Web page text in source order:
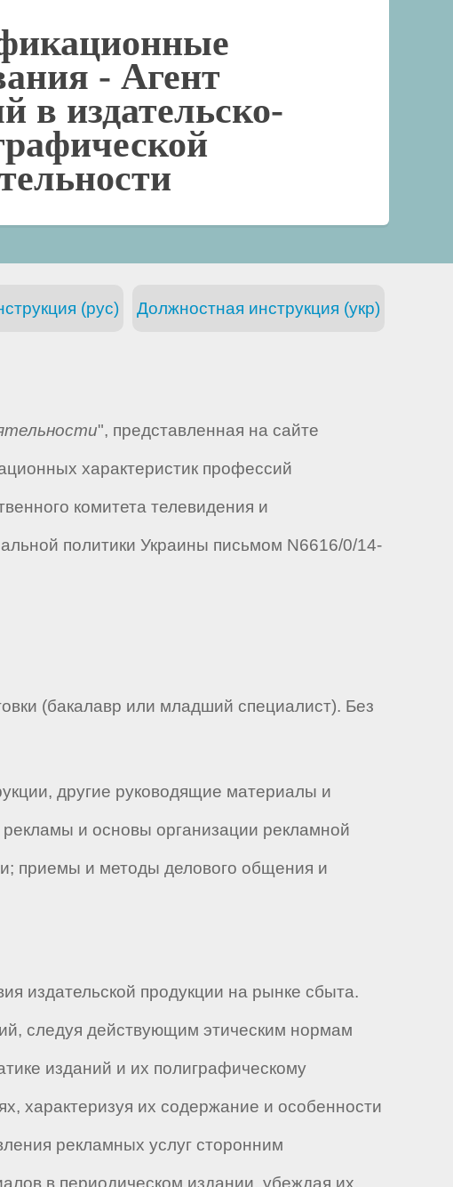
- Агент
в издательско-
Должностная инструкция (укр)
(рус)
", представленная на сайте
характеристик профессий
комитета телевидения и
политики Украины письмом N6616/0/14-
(бакалавр или младший специалист). Без
другие руководящие материалы и
и основы организации рекламной
приемы и методы делового общения и
издательской продукции на рынке сбыта.
следуя действующим этическим нормам
изданий и их полиграфическому
характеризуя их содержание и особенности
рекламных услуг сторонним
в периодическом издании, убеждая их,